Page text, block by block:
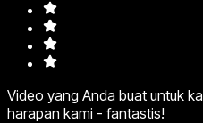
Video yang Anda buat untuk
harapan kami - fantastis!